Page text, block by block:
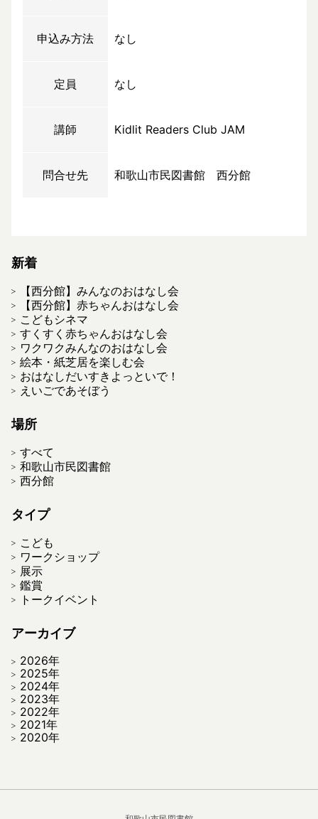
申込み方法 なし
定員 なし
講師 Kidlit Readers Club JAM
問合せ先 和歌山市民図書館 西分館
新着
【西分館】みんなのおはなし会
【西分館】赤ちゃんおはなし会
こどもシネマ
すくすく赤ちゃんおはなし会
ワクワクみんなのおはなし会
絵本・紙芝居を楽しむ会
おはなしだいすきよっといで！
えいごであそぼう
場所
すべて
和歌山市民図書館
西分館
タイプ
こども
ワークショップ
展示
鑑賞
トークイベント
アーカイブ
2026年
2025年
2024年
2023年
2022年
2021年
2020年